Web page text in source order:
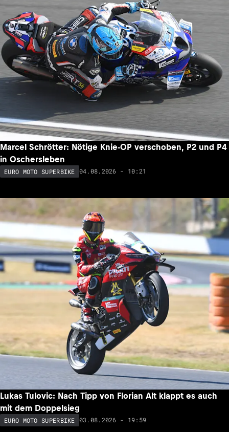
Marcel Schrötter: Nötige Knie-OP verschoben, P2 und P4
in Oschersleben
EURO MOTO SUPERBIKE 04.08.2026 - 10:21
Lukas Tulovic: Nach Tipp von Florian Alt klappt es auch
mit dem Doppelsieg
EURO MOTO SUPERBIKE 03.08.2026 - 19:59